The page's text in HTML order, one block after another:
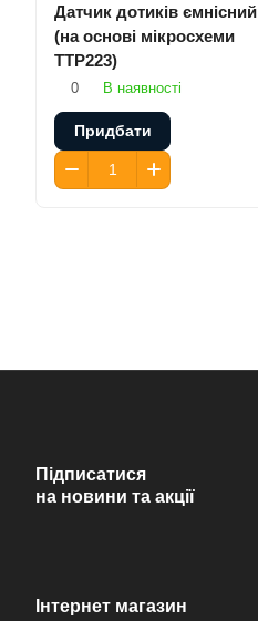
Датчик дотиків ємнісний
(на основі мікросхеми
TTP223)
0 В наявності
Придбати
Підписатися
на новини та акції
Інтернет магазин